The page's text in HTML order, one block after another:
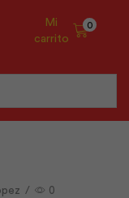
Mi
carrito
0
/ 0